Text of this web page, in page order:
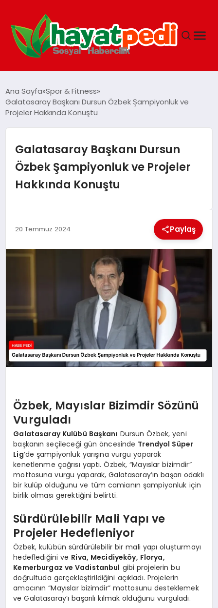
YAŞAM
GUNCEL
SAĞLIK
BESLENME
EĞITIM
TEKNOLOJI
Ana Sayfa Spor & Fitness
Galatasaray Başkanı Dursun Özbek Şampiyonluk ve
Projeler Hakkında Konuştu
Galatasaray Başkanı Dursun
Özbek Şampiyonluk ve Projeler
Hakkında Konuştu
20 Temmuz 2024 Paylaş
Özbek, Mayıslar Bizimdir Sözünü
Vurguladı
Galatasaray Kulübü Başkanı Dursun Özbek, yeni
başkanın seçileceği gün öncesinde Trendyol Süper
Lig‘de şampiyonluk yarışına vurgu yaparak
kenetlenme çağrısı yaptı. Özbek, “Mayıslar bizimdir”
mottosuna vurgu yaparak, Galatasaray’ın başarı odaklı
bir kulüp olduğunu ve tüm camianın şampiyonluk için
birlik olması gerektiğini belirtti.
Sürdürülebilir Mali Yapı ve
Projeler Hedefleniyor
Özbek, kulübün sürdürülebilir bir mali yapı oluşturmayı
hedeflediğini ve Riva, Mecidiyeköy, Florya,
Kemerburgaz ve Vadistanbul gibi projelerin bu
doğrultuda gerçekleştirildiğini açıkladı. Projelerin
amacının “Mayıslar bizimdir” mottosunu desteklemek
ve Galatasaray’ı başarılı kılmak olduğunu vurguladı.